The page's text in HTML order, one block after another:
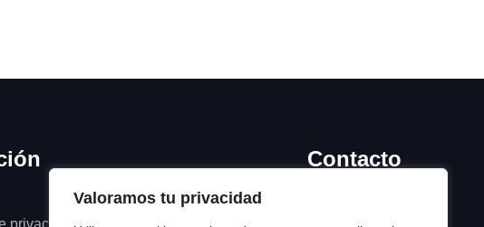
Valoramos tu privacidad
Contacto